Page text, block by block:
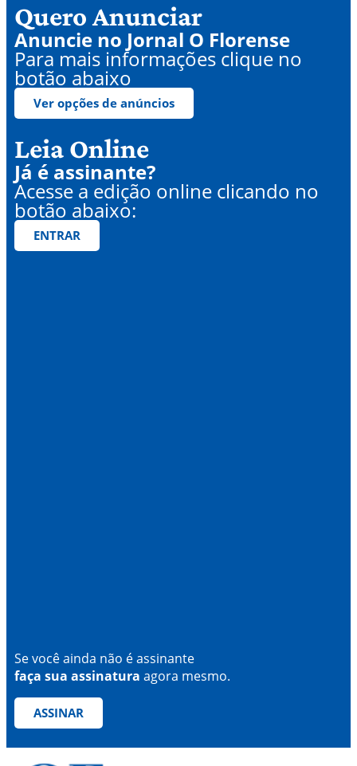
Quero Anunciar
Anuncie no Jornal O Florense
Para mais informações clique no
botão abaixo
Ver opções de anúncios
Leia Online
Já é assinante?
Acesse a edição online clicando no
botão abaixo:
ENTRAR
Se você ainda não é assinante
faça sua assinatura agora mesmo.
ASSINAR